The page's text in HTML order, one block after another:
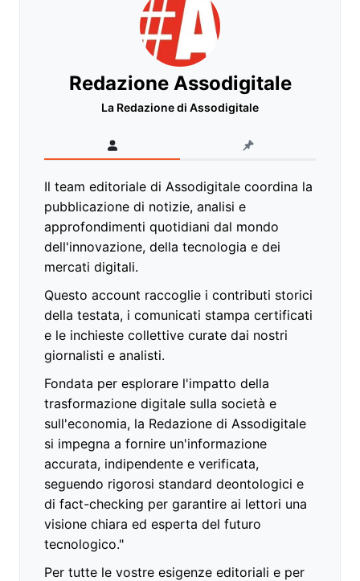
Redazione Assodigitale
La Redazione di Assodigitale
Il team editoriale di Assodigitale coordina la
pubblicazione di notizie, analisi e
approfondimenti quotidiani dal mondo
dell'innovazione, della tecnologia e dei
mercati digitali.
Questo account raccoglie i contributi storici
della testata, i comunicati stampa certificati
e le inchieste collettive curate dai nostri
giornalisti e analisti.
Fondata per esplorare l'impatto della
trasformazione digitale sulla società e
sull'economia, la Redazione di Assodigitale
si impegna a fornire un'informazione
accurata, indipendente e verificata,
seguendo rigorosi standard deontologici e
di fact-checking per garantire ai lettori una
visione chiara ed esperta del futuro
tecnologico."
Per tutte le vostre esigenze editoriali e per